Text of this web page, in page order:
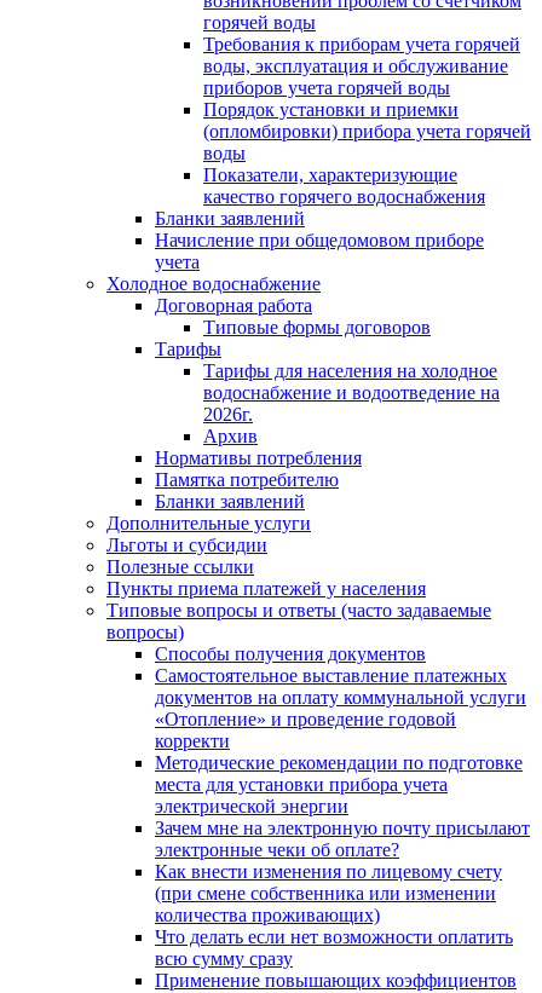
горячей воды
Требования к приборам учета горячей
воды, эксплуатация и обслуживание
приборов учета горячей воды
Порядок установки и приемки
(опломбировки) прибора учета горячей
воды
Показатели, характеризующие
качество горячего водоснабжения
Бланки заявлений
Начисление при общедомовом приборе
учета
Холодное водоснабжение
Договорная работа
Типовые формы договоров
Тарифы
Тарифы для населения на холодное
водоснабжение и водоотведение на
2026г.
Архив
Нормативы потребления
Памятка потребителю
Бланки заявлений
Дополнительные услуги
Льготы и субсидии
Полезные ссылки
Пункты приема платежей у населения
Типовые вопросы и ответы (часто задаваемые
вопросы)
Способы получения документов
Самостоятельное выставление платежных
документов на оплату коммунальной услуги
«Отопление» и проведение годовой
корректи
Методические рекомендации по подготовке
места для установки прибора учета
электрической энергии
Зачем мне на электронную почту присылают
электронные чеки об оплате?
Как внести изменения по лицевому счету
(при смене собственника или изменении
количества проживающих)
Что делать если нет возможности оплатить
всю сумму сразу
Применение повышающих коэффициентов